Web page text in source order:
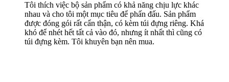
Tôi thích việc bộ sản phẩm có khả năng chịu lực khác
nhau và cho tôi một mục tiêu để phấn đấu. Sản phẩm
được đóng gói rất cẩn thận, có kèm túi đựng riêng. Khá
khó để nhét hết tất cả vào đó, nhưng ít nhất thì cũng có
túi đựng kèm. Tôi khuyên bạn nên mua.